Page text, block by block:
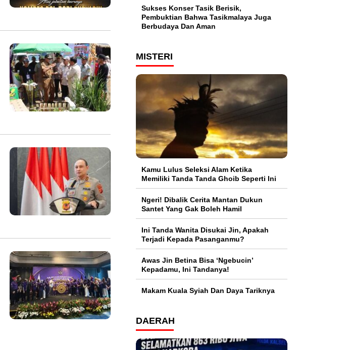
Sukses Konser Tasik Berisik,
Pembuktian Bahwa Tasikmalaya Juga
Berbudaya Dan Aman
MISTERI
Kamu Lulus Seleksi Alam Ketika
Memiliki Tanda Tanda Ghoib Seperti Ini
Ngeri! Dibalik Cerita Mantan Dukun
Santet Yang Gak Boleh Hamil
Ini Tanda Wanita Disukai Jin, Apakah
Terjadi Kepada Pasanganmu?
Awas Jin Betina Bisa ‘Ngebucin’
Kepadamu, Ini Tandanya!
Makam Kuala Syiah Dan Daya Tariknya
DAERAH